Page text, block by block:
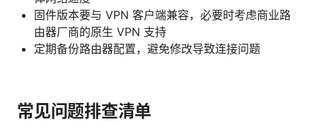
固件版本要与 VPN 客户端兼容，必要时考虑商业路
由器厂商的原生 VPN 支持
定期备份路由器配置，避免修改导致连接问题
常见问题排查清单